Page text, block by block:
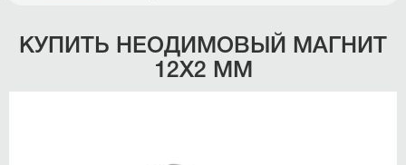
КУПИТЬ НЕОДИМОВЫЙ МАГНИТ
12Х2 ММ